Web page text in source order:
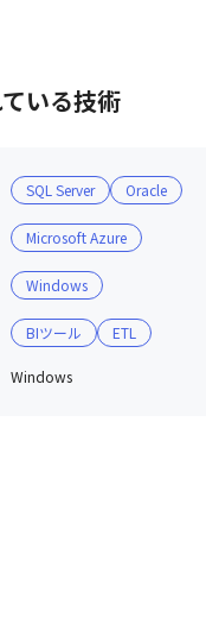
いる技術
SQL Server Oracle
Microsoft Azure
Windows
BIツール ETL
Windows